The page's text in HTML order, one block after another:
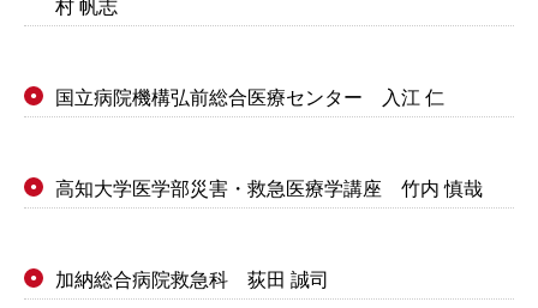
村 帆志
● 国立病院機構弘前総合医療センター 入江 仁
● 高知大学医学部災害・救急医療学講座 竹内 慎哉
● 加納総合病院救急科 荻田 誠司